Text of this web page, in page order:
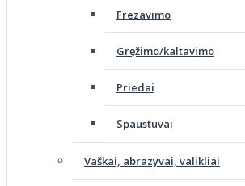
Frezavimo
Gręžimo/kaltavimo
Priedai
Spaustuvai
Vaškai, abrazyvai, valikliai